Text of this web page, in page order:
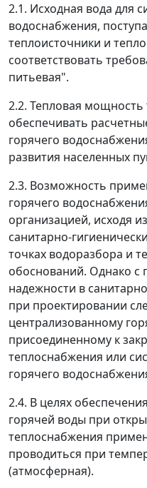
2.1. Исходная вода для
водоснабжения,
теплоисточники и
соответствовать
питьевая".
2.2. Тепловая
обеспечивать
горячего
развития населенных
2.3. Возможность
горячего
организацией, исходя
санитарно-
точках водоразбора и
обоснований. Однако
надежности в
при проектировании
централизованному
присоединенному к
теплоснабжения или
горячего
2.4. В целях
горячей воды при
теплоснабжения
проводиться при
(атмосферная).